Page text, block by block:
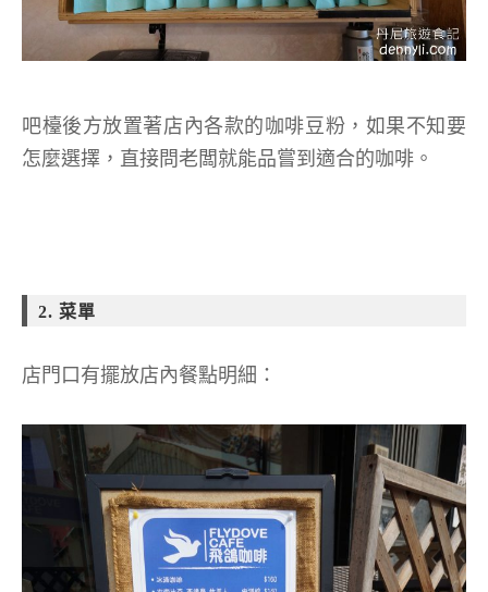
吧檯後方放置著店內各款的咖啡豆粉，如果不知要
怎麼選擇，直接問老闆就能品嘗到適合的咖啡。
2. 菜單
店門口有擺放店內餐點明細：